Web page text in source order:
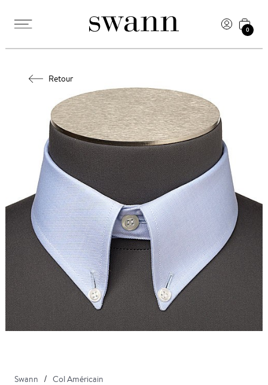
0
Retour
Swann Col Américain